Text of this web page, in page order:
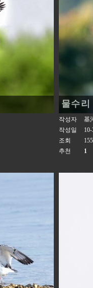
물수리
작성자
基
작성일
조회
추천
1